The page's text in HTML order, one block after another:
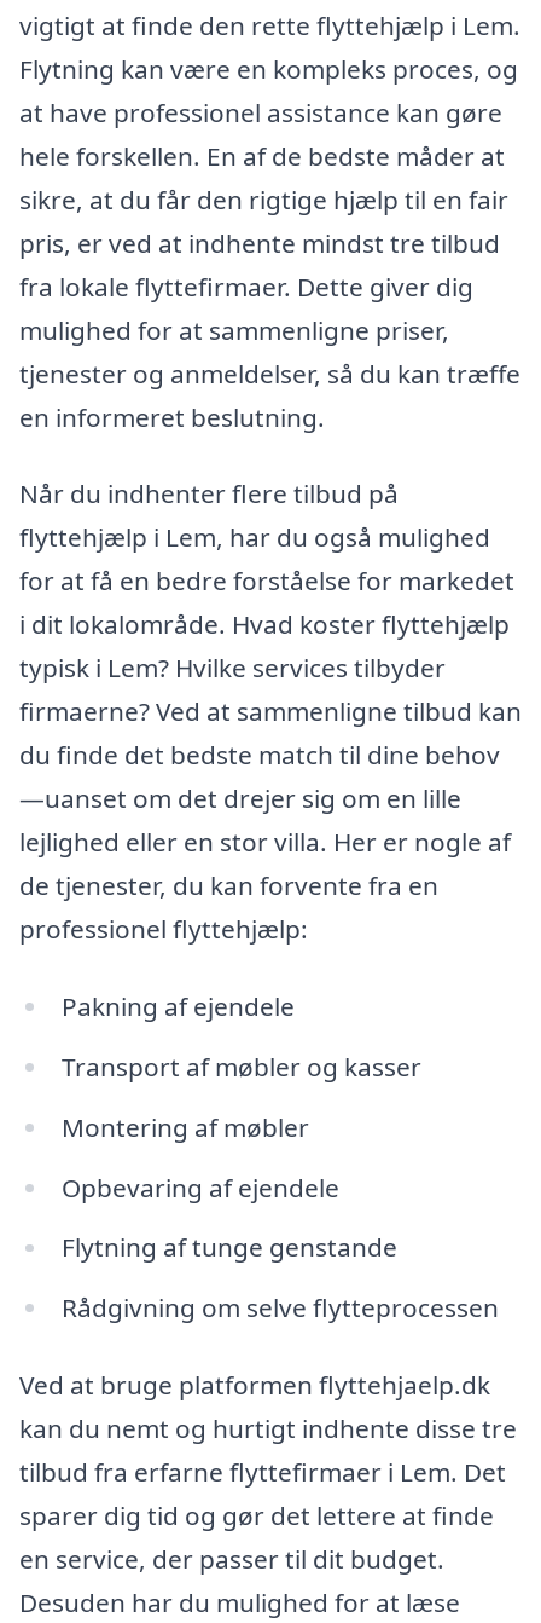
vigtigt at finde den rette flyttehjælp i Lem.
Flytning kan være en kompleks proces, og
at have professionel assistance kan gøre
hele forskellen. En af de bedste måder at
sikre, at du får den rigtige hjælp til en fair
pris, er ved at indhente mindst tre tilbud
fra lokale flyttefirmaer. Dette giver dig
mulighed for at sammenligne priser,
tjenester og anmeldelser, så du kan træffe
en informeret beslutning.
Når du indhenter flere tilbud på
flyttehjælp i Lem, har du også mulighed
for at få en bedre forståelse for markedet
i dit lokalområde. Hvad koster flyttehjælp
typisk i Lem? Hvilke services tilbyder
firmaerne? Ved at sammenligne tilbud kan
du finde det bedste match til dine behov
—uanset om det drejer sig om en lille
lejlighed eller en stor villa. Her er nogle af
de tjenester, du kan forvente fra en
professionel flyttehjælp:
Pakning af ejendele
Transport af møbler og kasser
Montering af møbler
Opbevaring af ejendele
Flytning af tunge genstande
Rådgivning om selve flytteprocessen
Ved at bruge platformen flyttehjaelp.dk
kan du nemt og hurtigt indhente disse tre
tilbud fra erfarne flyttefirmaer i Lem. Det
sparer dig tid og gør det lettere at finde
en service, der passer til dit budget.
Desuden har du mulighed for at læse